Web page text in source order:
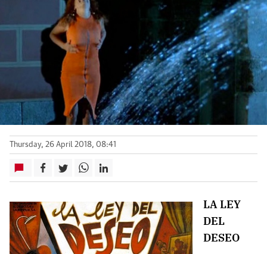
Thursday, 26 April 2018, 08:41
LA LEY
DEL
DESEO